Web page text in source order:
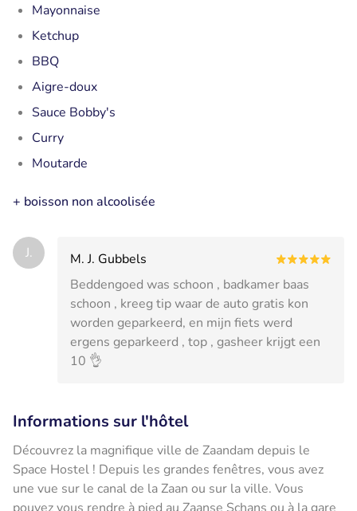
Mayonnaise
Ketchup
BBQ
Aigre-doux
Sauce Bobby's
Curry
Moutarde
+ boisson non alcoolisée
J.
M. J. Gubbels
Beddengoed was schoon , badkamer baas
schoon , kreeg tip waar de auto gratis kon
worden geparkeerd, en mijn fiets werd
ergens geparkeerd , top , gasheer krijgt een
10 👌
Informations sur l'hôtel
Découvrez la magnifique ville de Zaandam depuis le
Space Hostel ! Depuis les grandes fenêtres, vous avez
une vue sur le canal de la Zaan ou sur la ville. Vous